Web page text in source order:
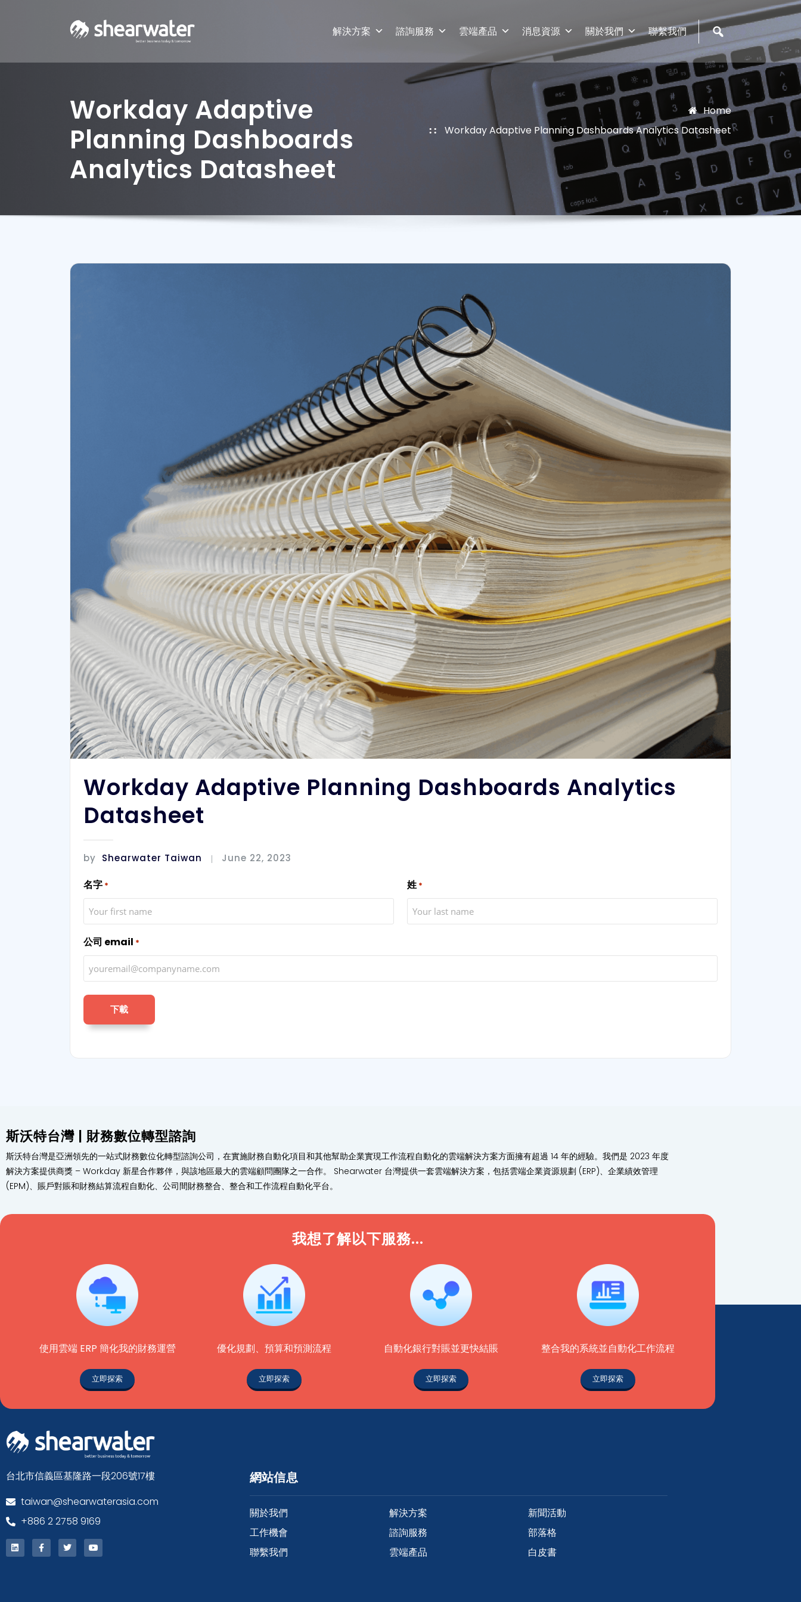
解決方案 諮詢服務 雲端產品 消息資源 關於我們 聯繫我們
Workday Adaptive
Planning Dashboards
Analytics Datasheet
Home
Workday Adaptive Planning Dashboards Analytics Datasheet
Workday Adaptive Planning Dashboards Analytics
Datasheet
by Shearwater Taiwan June 22, 2023
名字 * 姓 *
公司 email *
斯沃特台灣 | 財務數位轉型諮詢
斯沃特台灣是亞洲領先的一站式財務數位化轉型諮詢公司，在實施財務自動化項目和其他幫助企業實現工作流程自動化的雲端解決方案方面擁有超過 14 年的經驗。我們是 2023 年度
解決方案提供商獎 – Workday 新星合作夥伴，與該地區最大的雲端顧問團隊之一合作。 Shearwater 台灣提供一套雲端解決方案，包括雲端企業資源規劃 (ERP)、企業績效管理
(EPM)、賬戶對賬和財務結算流程自動化、公司間財務整合、整合和工作流程自動化平台。
我想了解以下服務...
使用雲端 ERP 簡化我的財務運營
立即探索
優化規劃、預算和預測流程
立即探索
自動化銀行對賬並更快結賬
立即探索
整合我的系統並自動化工作流程
立即探索
台北市信義區基隆路一段206號17樓
taiwan@shearwaterasia.com
+886 2 2758 9169
網站信息
關於我們
工作機會
聯繫我們
解決方案
諮詢服務
雲端產品
新聞活動
部落格
白皮書